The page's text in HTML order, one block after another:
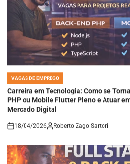
POSTED
Carreira em Tecnologia: Como se
PHP ou Mobile Flutter Pleno e Atuar
Mercado Digital
on